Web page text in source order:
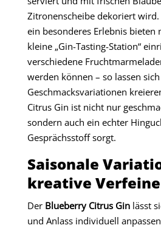
Zitronenscheibe dekoriert wird.
ein besonderes Erlebnis bieten
kleine „Gin-Tasting-Station“
verschiedene
werden können – so lassen
Geschmacksvariationen
Citrus Gin ist nicht nur
sondern auch ein echter
Gesprächsstoff sorgt.
Saisonale
kreative
Der Blueberry Citrus Ginlässt
und Anlass individuell